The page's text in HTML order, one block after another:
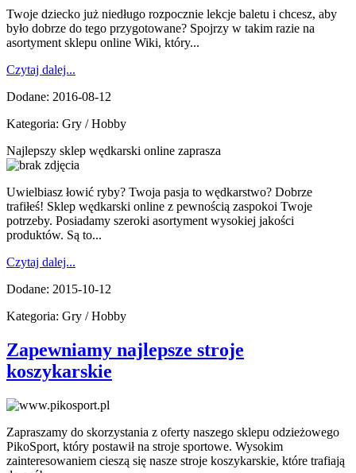
Twoje dziecko już niedługo rozpocznie lekcje baletu i chcesz, aby
było dobrze do tego przygotowane? Spojrzy w takim razie na
asortyment sklepu online Wiki, który...
Czytaj dalej...
Dodane: 2016-08-12
Kategoria: Gry / Hobby
Najlepszy sklep wędkarski online zaprasza
Uwielbiasz łowić ryby? Twoja pasja to wędkarstwo? Dobrze
trafiłeś! Sklep wędkarski online z pewnością zaspokoi Twoje
potrzeby. Posiadamy szeroki asortyment wysokiej jakości
produktów. Są to...
Czytaj dalej...
Dodane: 2015-10-12
Kategoria: Gry / Hobby
Zapewniamy najlepsze stroje
koszykarskie
Zapraszamy do skorzystania z oferty naszego sklepu odzieżowego
PikoSport, który postawił na stroje sportowe. Wysokim
zainteresowaniem cieszą się nasze stroje koszykarskie, które trafiają